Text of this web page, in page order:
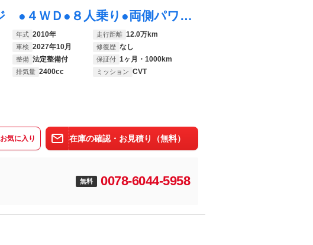
デリカＤ：５ Ｇ パワーパッケージ ●４ＷＤ●８人乗り●両側パワースライドドア●純正１８インチＡＷ●社外ナビ●Ｂｌｕｅｔｏｏｔｈ●ＴＶ●ラジオ●ＥＴＣ●パドルシフト●スマートキー●ミラーウィンカー●フォグランプ●クルーズコントロール
年式 2010年 走行距離 12.0万km
車検 2027年10月 修復歴 なし
整備 法定整備付 保証付 1ヶ月・1000km
排気量 2400cc ミッション CVT
お気に入り 在庫の確認・お見積り（無料）
無料 0078-6044-5958